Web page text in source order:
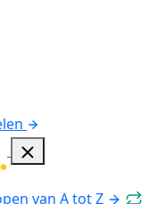
van A tot Z